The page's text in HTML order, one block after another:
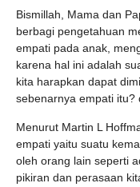
Bismillah, Mama dan
berbagi pengetahuan
empati pada anak,
karena hal ini adalah
kita harapkan dapat
sebenarnya empati
Menurut Martin L
empati yaitu suatu
oleh orang lain seperti
pikiran dan perasaan